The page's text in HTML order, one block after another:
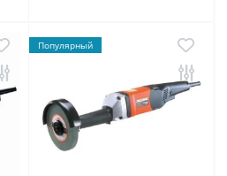
Популярный